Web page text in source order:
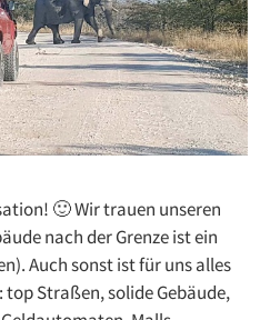
🙂 Wir trauen unseren
nach der Grenze ist ein
Auch sonst ist für uns alles
Straßen, solide Gebäude,